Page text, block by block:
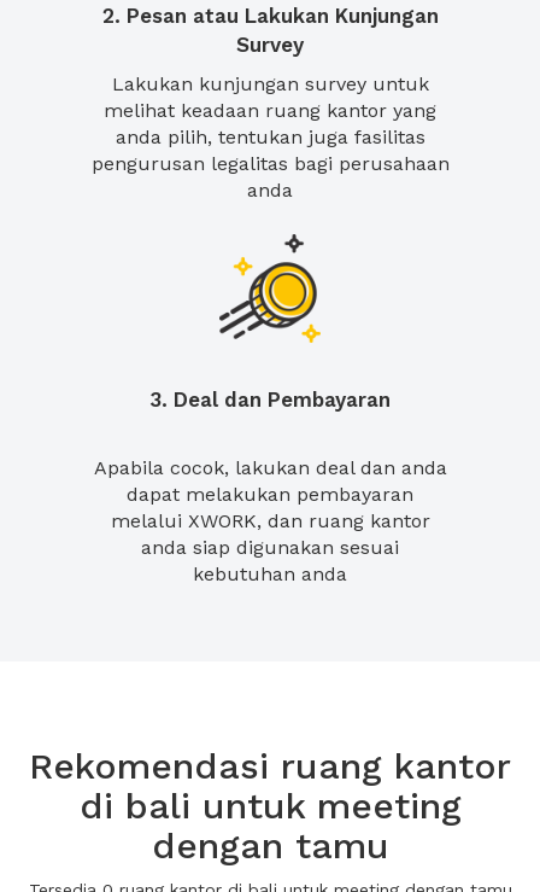
2. Pesan atau Lakukan Kunjungan
Survey
Lakukan kunjungan survey untuk
melihat keadaan ruang kantor yang
anda pilih, tentukan juga fasilitas
pengurusan legalitas bagi perusahaan
anda
3. Deal dan Pembayaran
Apabila cocok, lakukan deal dan anda
dapat melakukan pembayaran
melalui XWORK, dan ruang kantor
anda siap digunakan sesuai
kebutuhan anda
Rekomendasi ruang kantor
di bali untuk meeting
dengan tamu